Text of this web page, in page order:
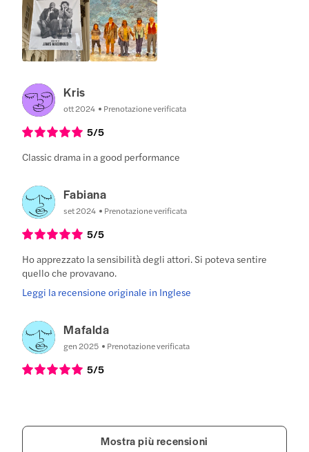
Kris
ott 2024 Prenotazione verificata
5/5
Classic drama in a good performance
Fabiana
set 2024 Prenotazione verificata
5/5
Ho apprezzato la sensibilità degli attori. Si poteva sentire
quello che provavano.
Leggi la recensione originale in Inglese
Mafalda
gen 2025 Prenotazione verificata
5/5
Mostra più recensioni